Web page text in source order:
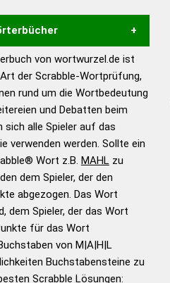
eines semantischen
gute Anhaltspunkte zu
und Wortform, um die
das Scrabble-Spiel zu
Turnier Scrabble-
– Standardwerk in 12
– Richtiges und gutes
– Die deutsche Grammatik
von wortwurzel.de ist
der Scrabble-Wortprüfung,
rund um die Wortbedeutung
und Debatten beim
sich alle Spieler auf das
verwenden werden. Sollte ein
Wort z.B. MAHLzu
dem Spieler, der den
abgezogen. Das Wort
dem Spieler, der das Wort
für das Wort
von M|A|H|L
Buchstabensteine zu
Scrabble Lösungen: